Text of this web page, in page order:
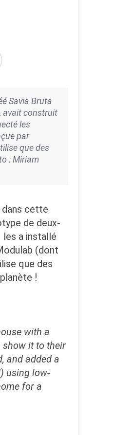
Savia Bruta
avait construit
les
par
que des
: Miriam
cette
de deux-
a installé
(dont
que des
!
with a
show it to their
and added a
using low-
for a